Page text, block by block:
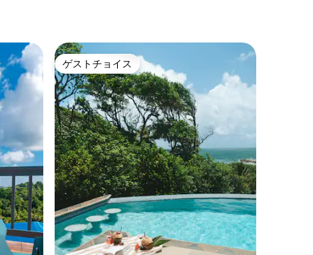
ゲストチョイス
ゲストチョイス